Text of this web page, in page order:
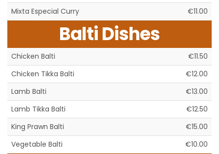
Mixta Especial Curry
€11.00
Balti Dishes
Chicken Balti
€11.50
Chicken Tikka Balti
€12.00
Lamb Balti
€13.00
Lamb Tikka Balti
€12.50
King Prawn Balti
€15.00
Vegetable Balti
€10.00